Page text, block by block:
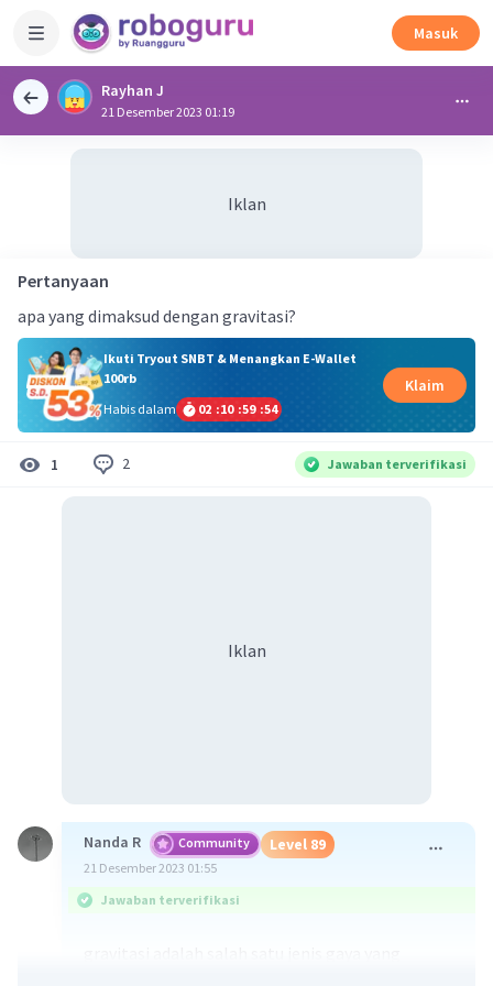
Masuk
Rayhan J
21 Desember 2023 01:19
Iklan
Pertanyaan
apa yang dimaksud dengan gravitasi?
Ikuti Tryout SNBT & Menangkan E-Wallet
100rb
Habis dalam
02 :10 :59 :54
Klaim
1 2 Jawaban terverifikasi
Iklan
Nanda R Community Level 89
21 Desember 2023 01:55
Jawaban terverifikasi